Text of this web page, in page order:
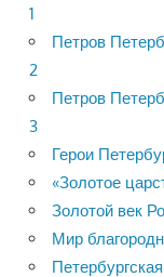
1
Петров
2
Петров
3
Герои
«Золотое
Золотой век
Мир